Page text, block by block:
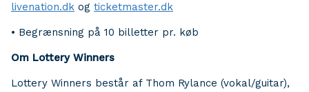
livenation.dk og ticketmaster.dk
• Begrænsning på 10 billetter pr. køb
Om Lottery Winners
Lottery Winners består af Thom Rylance (vokal/guitar),